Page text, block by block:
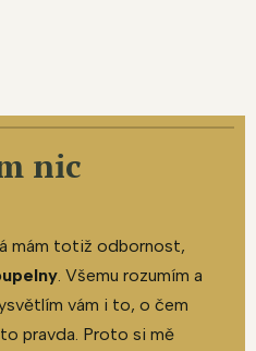
nic
mám totiž odbornost,
. Všemu rozumím a
vám i to, o čem
pravda. Proto si mě